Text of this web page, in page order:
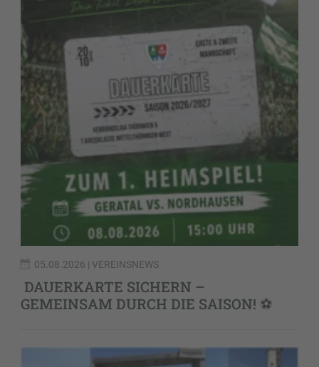
05.08.2026 | VEREINSNEWS
DAUERKARTE SICHERN –
GEMEINSAM DURCH DIE SAISON! ⚽️